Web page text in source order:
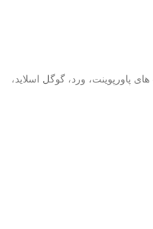
پاورپوینت، ورد، گوگل اسلاید،